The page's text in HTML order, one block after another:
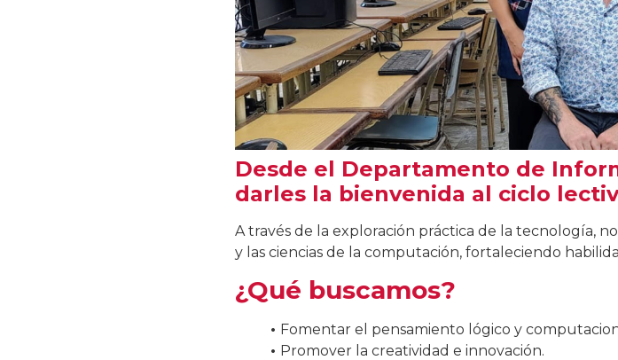
Desde el Departamento de
darles la bienvenida al ciclo
A través de la exploración práctica de la tecnología,
y las ciencias de la computación, fortaleciendo
¿Qué buscamos?
• Fomentar el pensamiento lógico y
• Promover la creatividad e innovación.